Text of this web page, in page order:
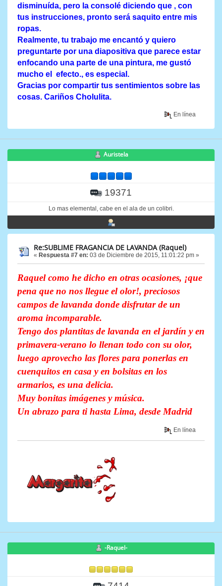
disminuída, pero la consolé diciendo que , con
tus instrucciones, pronto será saquito entre mis
ropas.
Realmente, tu trabajo me encantó y quiero
preguntarte por una diapositiva que parece estar
enfocando una parte de una pintura, me gustó
mucho el efecto., es especial.
Gracias por compartir tus sentimientos sobre las
cosas. Cariños Cholulita.
En línea
Auristela
19371
Lo mas elemental, cabe en el ala de un colibri.
Re:SUBLIME FRAGANCIA DE LAVANDA (Raquel)
« Respuesta #7 en: 03 de Diciembre de 2015, 11:01:22 pm »
Raquel como he dicho en otras ocasiones, ¡que
pena que no nos llegue el olor!, preciosos
campos de lavanda donde disfrutar de un
aroma incomparable.
Tengo dos plantitas de lavanda en el jardín y en
primavera-verano lo llenan todo con su olor,
luego aprovecho las flores para ponerlas en
cuenquitos en casa y en bolsitas en los
armarios, es una delicia.
Muy bonitas imágenes y música.
Un abrazo para ti hasta Lima, desde Madrid
En línea
-Raquel-